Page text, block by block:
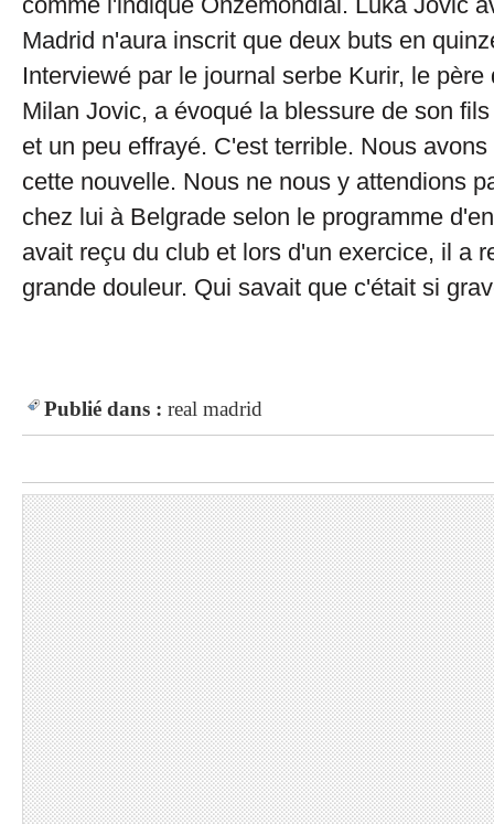
Madrid n'aura inscrit que deux buts en
Interviewé par le journal serbe Kurir, le père
Milan Jovic, a évoqué la blessure de son
et un peu effrayé. C'est terrible. Nous
cette nouvelle. Nous ne nous y attendions
chez lui à Belgrade selon le programme
avait reçu du club et lors d'un exercice, il a
grande douleur. Qui savait que c'était si
Publié dans : real madrid